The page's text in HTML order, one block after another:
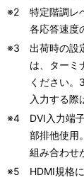
※2
特定階調レ
各応答速度
※3
出荷時の設
は、ターミ
ください
入力する際
※4
DVI入力端
部排他使用
組み合わせ
※5
HDMI規格